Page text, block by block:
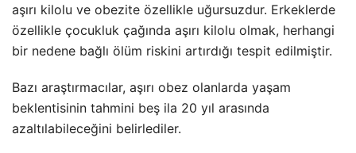
aşırı kilolu ve obezite özellikle uğursuzdur. Erkeklerde
özellikle çocukluk çağında aşırı kilolu olmak, herhangi
bir nedene bağlı ölüm riskini artırdığı tespit edilmiştir.
Bazı araştırmacılar, aşırı obez olanlarda yaşam
beklentisinin tahmini beş ila 20 yıl arasında
azaltılabileceğini belirlediler.